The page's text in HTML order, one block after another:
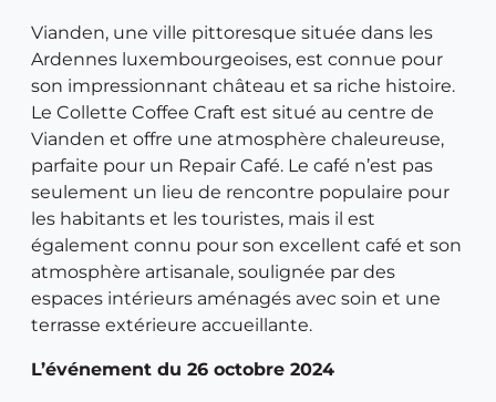
Vianden, une ville pittoresque située dans les
Ardennes luxembourgeoises, est connue pour
son impressionnant château et sa riche histoire.
Le Collette Coffee Craft est situé au centre de
Vianden et offre une atmosphère chaleureuse,
parfaite pour un Repair Café. Le café n’est pas
seulement un lieu de rencontre populaire pour
les habitants et les touristes, mais il est
également connu pour son excellent café et son
atmosphère artisanale, soulignée par des
espaces intérieurs aménagés avec soin et une
terrasse extérieure accueillante.
L’événement du 26 octobre 2024